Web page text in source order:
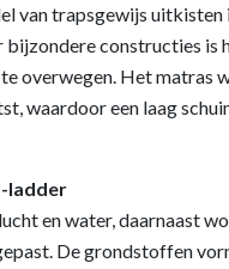
van trapsgewijs uitkisten
constructies is
overwegen. Het matras
waardoor een laag
ladder
en water, daarnaast
De grondstoffen